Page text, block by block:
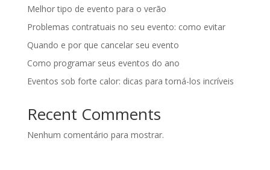
Melhor tipo de evento para o verão
Problemas contratuais no seu evento: como evitar
Quando e por que cancelar seu evento
Como programar seus eventos do ano
Eventos sob forte calor: dicas para torná-los incríveis
Recent Comments
Nenhum comentário para mostrar.